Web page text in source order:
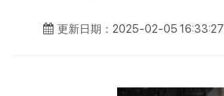
更新日期：2025-02-05 16:33:27